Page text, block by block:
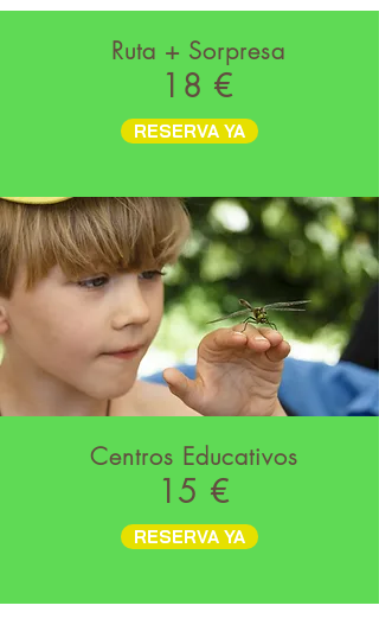
Ruta + Sorpresa
18 €
RESERVA YA
Centros Educativos
15 €
RESERVA YA